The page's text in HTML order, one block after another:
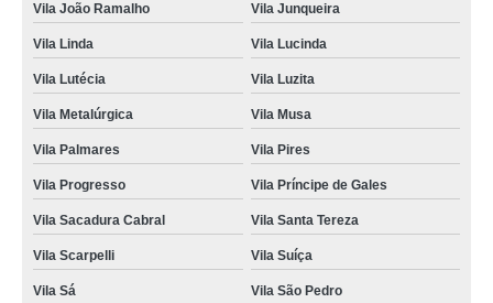
Vila João Ramalho Vila Junqueira
Vila Linda Vila Lucinda
Vila Lutécia Vila Luzita
Vila Metalúrgica Vila Musa
Vila Palmares Vila Pires
Vila Progresso Vila Príncipe de Gales
Vila Sacadura Cabral Vila Santa Tereza
Vila Scarpelli Vila Suíça
Vila Sá Vila São Pedro